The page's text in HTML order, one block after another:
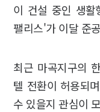
이 건설 중인 생활
팰리스'가 이달 준
최근 마곡지구의
텔 전환이 허용되
수 있을지 관심이